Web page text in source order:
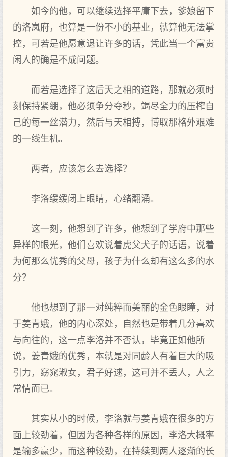
如今的他，可以继续选择平庸下去，爹娘留下
的洛岚府，也算是一份不小的基业，就算他无法掌
控，可若是他愿意退让许多的话，凭此当一个富贵
闲人的确是不成问题。
而若是选择了这后天之相的道路，那就必须时
刻保持紧绷，他必须争分夺秒，竭尽全力的压榨自
己的每一丝潜力，然后与天相搏，博取那格外艰难
的一线生机。
两者，应该怎么去选择？
李洛缓缓闭上眼睛，心绪翻涌。
这一刻，他想到了许多，他想到了学府中那些
异样的眼光，他们喜欢说着虎父犬子的话语，说着
为何那么优秀的父母，孩子为什么却有这么多的水
分？
他也想到了那一对纯粹而美丽的金色眼瞳，对
于姜青娥，他的内心深处，自然也是带着几分喜欢
与向往的，这一点李洛并不否认，毕竟正如他所
说，姜青娥的优秀，本就是对同龄人有着巨大的吸
引力，窈窕淑女，君子好逑，这可并不丢人，人之
常情而已。
其实从小的时候，李洛就与姜青娥在很多的方
面上较劲着，但因为各种各样的原因，李洛大概率
是输多赢少，而这种较劲，在持续到两人逐渐的长